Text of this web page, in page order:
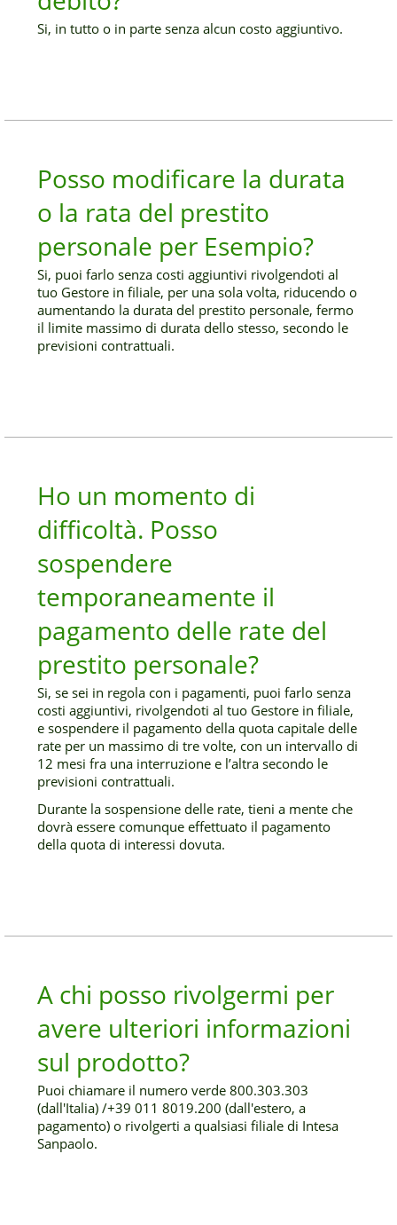
Si, in tutto o in parte senza alcun costo aggiuntivo.
Posso modificare la durata
o la rata del prestito
personale per Esempio?
Si, puoi farlo senza costi aggiuntivi rivolgendoti al
tuo Gestore in filiale, per una sola volta, riducendo o
aumentando la durata del prestito personale, fermo
il limite massimo di durata dello stesso, secondo le
previsioni contrattuali.
Ho un momento di
difficoltà. Posso
sospendere
temporaneamente il
pagamento delle rate del
prestito personale?
Si, se sei in regola con i pagamenti, puoi farlo senza
costi aggiuntivi, rivolgendoti al tuo Gestore in filiale,
e sospendere il pagamento della quota capitale delle
rate per un massimo di tre volte, con un intervallo di
12 mesi fra una interruzione e l’altra secondo le
previsioni contrattuali.
Durante la sospensione delle rate, tieni a mente che
dovrà essere comunque effettuato il pagamento
della quota di interessi dovuta.
A chi posso rivolgermi per
avere ulteriori informazioni
sul prodotto?
Puoi chiamare il numero verde 800.303.303
(dall'Italia) /+39 011 8019.200 (dall'estero, a
pagamento) o rivolgerti a qualsiasi filiale di Intesa
Sanpaolo.